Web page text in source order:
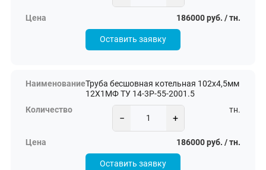
186000 руб. / тн.
Оставить заявку
Труба бесшовная котельная 102х4,5мм
12Х1МФ ТУ 14-3Р-55-2001.5
− +
тн.
186000 руб. / тн.
Оставить заявку